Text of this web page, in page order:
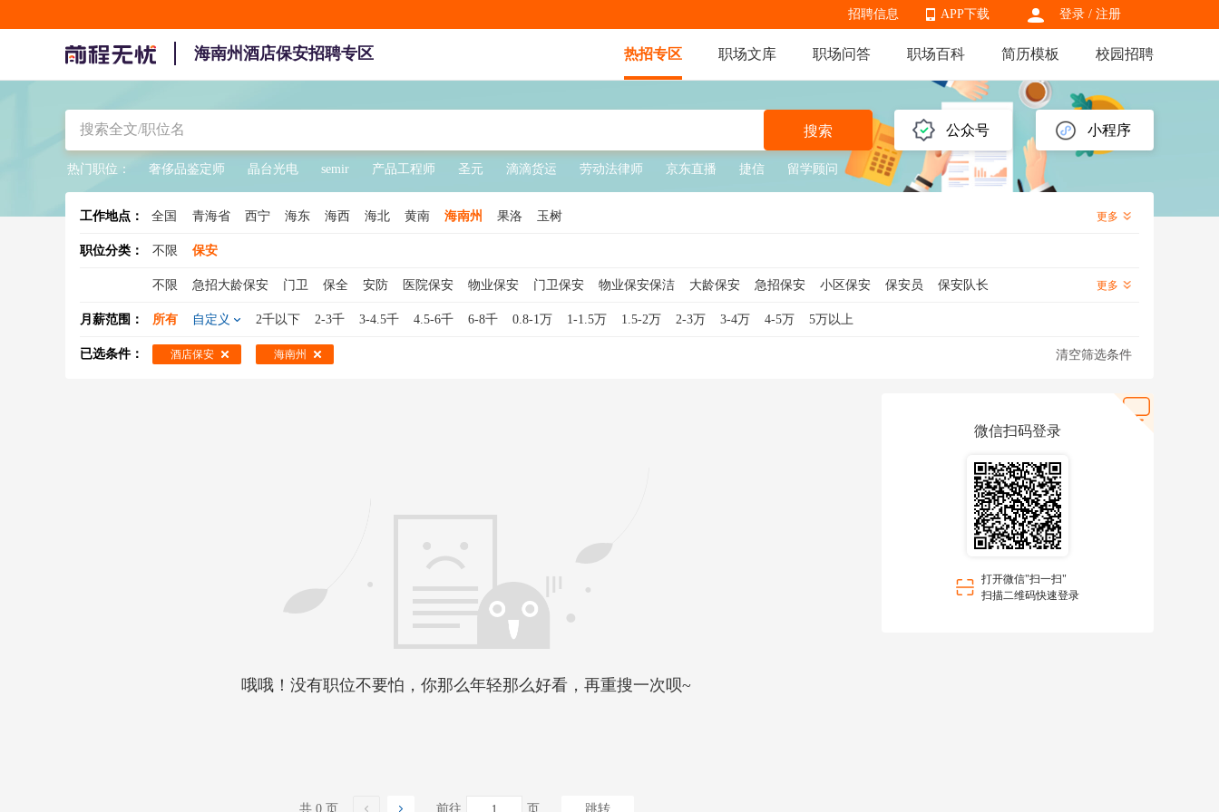
登录 / 注册
APP下载
APP下载
招聘信息
海南州酒店保安招聘专区 热招专区 职场文库 职场问答 职场百科 简历模板 校园招聘
公众号 小程序
搜索
热门职位： 奢侈品鉴定师 晶台光电 semir 产品工程师 圣元 滴滴货运 劳动法律师 京东直播 捷信 留学顾问
工作地点： 全国 青海省 西宁 海东 海西 海北 黄南 海南州 果洛 玉树 更多
职位分类： 不限 保安
不限 急招大龄保安 门卫 保全 安防 医院保安 物业保安 门卫保安 物业保安保洁 大龄保安 急招保安 小区保安 保安员
保安队长
女保安
银行保安 临时工保安 学校保安 临时保安 工厂保安 校园保安 夜班保安 地铁保安 秩序维护员 幼儿园保安
更多
月薪范围： 所有 自定义 2千以下 2-3千 3-4.5千 4.5-6千 6-8千 0.8-1万 1-1.5万 1.5-2万 2-3万 3-4万 4-5万 5万以上
已选条件： 酒店保安 海南州 清空筛选条件
哦哦！没有职位不要怕，你那么年轻那么好看，再重搜一次呗~
共 0 页 前往 页 跳转
微信扫码登录
打开微信"扫一扫"
扫描二维码快速登录